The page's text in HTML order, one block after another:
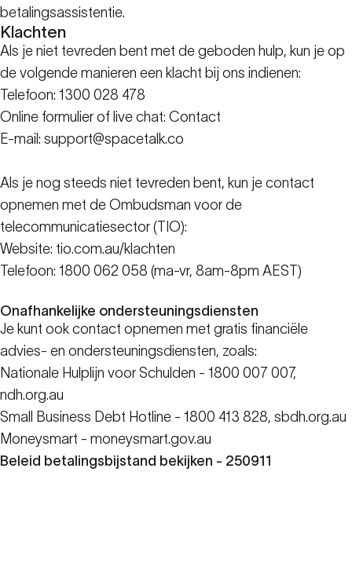
betalingsassistentie.
Klachten
Als je niet tevreden bent met de geboden hulp, kun je op
de volgende manieren een klacht bij ons indienen:
Telefoon: 1300 028 478
Online formulier of live chat: Contact
E-mail: support@spacetalk.co
Als je nog steeds niet tevreden bent, kun je contact
opnemen met de Ombudsman voor de
telecommunicatiesector (TIO):
Website: tio.com.au/klachten
Telefoon: 1800 062 058 (ma-vr, 8am-8pm AEST)
Onafhankelijke ondersteuningsdiensten
Je kunt ook contact opnemen met gratis financiële
advies- en ondersteuningsdiensten, zoals:
Nationale Hulplijn voor Schulden - 1800 007 007,
ndh.org.au
Small Business Debt Hotline - 1800 413 828, sbdh.org.au
Moneysmart - moneysmart.gov.au
Beleid betalingsbijstand bekijken - 250911